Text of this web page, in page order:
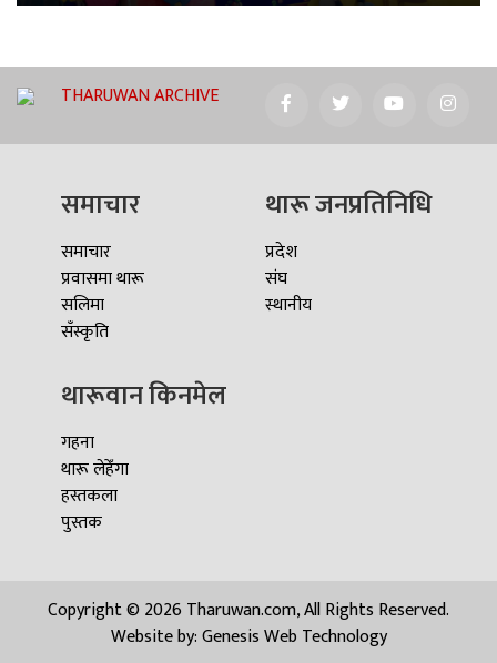
THARUWAN ARCHIVE
समाचार
समाचार
प्रवासमा थारू
सलिमा
सँस्कृति
थारू जनप्रतिनिधि
प्रदेश
संघ
स्थानीय
थारूवान किनमेल
गहना
थारू लेहेँगा
हस्तकला
पुस्तक
Copyright © 2026 Tharuwan.com, All Rights Reserved.
Website by:Genesis Web Technology